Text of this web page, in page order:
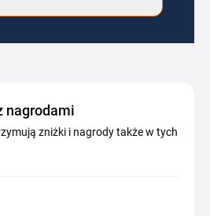
nagrodami
zniżki i nagrody także w tych